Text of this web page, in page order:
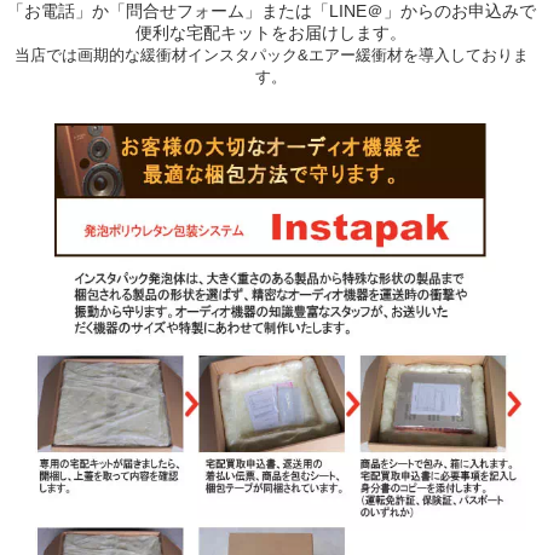
「お電話」か「問合せフォーム」または「LINE＠」からのお申込みで
便利な宅配キットをお届けします。
当店では画期的な緩衝材インスタパック&エアー緩衝材を導入しておりま
す。